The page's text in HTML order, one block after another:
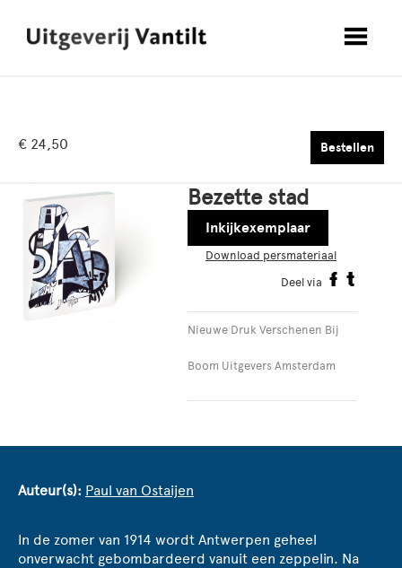
€ 24,50 Bestellen
Bezette stad
Inkijkexemplaar
Download persmateriaal
Deel via
Nieuwe Druk Verschenen Bij
Boom Uitgevers Amsterdam
Auteur(s): Paul van Ostaijen
In de zomer van 1914 wordt Antwerpen geheel
onverwacht gebombardeerd vanuit een zeppelin. Na